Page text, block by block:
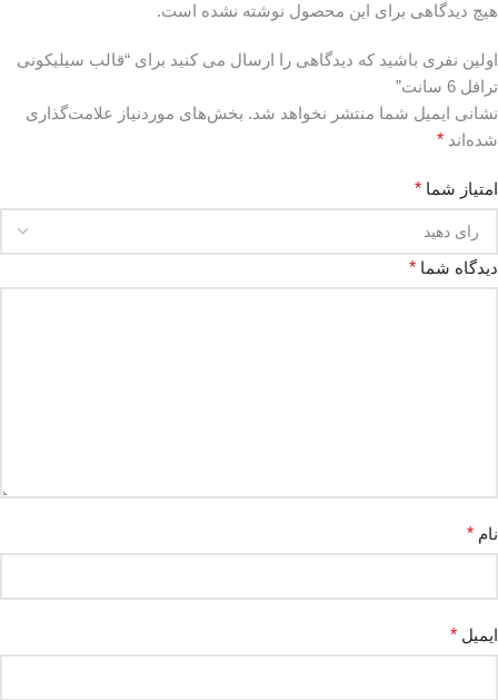
هیچ دیدگاهی برای این محصول نوشته نشده است.
اولین نفری باشید که دیدگاهی را ارسال می کنید برای “قالب سیلیکونی
ترافل 6 سانت”
نشانی ایمیل شما منتشر نخواهد شد. بخش‌های موردنیاز علامت‌گذاری
شده‌اند *
امتیاز شما *
دیدگاه شما *
نام *
ایمیل *